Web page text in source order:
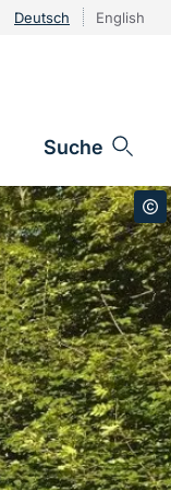
Deutsch English
Suche